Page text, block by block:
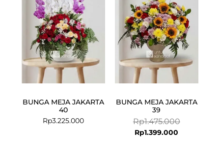
BUNGA MEJA JAKARTA
40
Rp3.225.000
BUNGA MEJA JAKARTA
39
Rp1.475.000
Rp1.399.000
Rp1.399.000.